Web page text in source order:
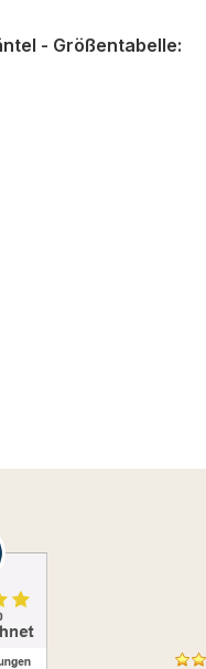
- Größentabelle: